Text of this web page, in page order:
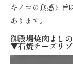
キノコの食感と旨
あります。
御殿場焼肉よし
▼石焼チーズリゾ